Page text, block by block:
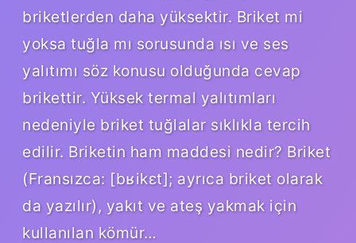
briketlerden daha yüksektir. Briket mi
yoksa tuğla mı sorusunda ısı ve ses
yalıtımı söz konusu olduğunda cevap
brikettir. Yüksek termal yalıtımları
nedeniyle briket tuğlalar sıklıkla tercih
edilir. Briketin ham maddesi nedir? Briket
(Fransızca: [bʁikɛt]; ayrıca briket olarak
da yazılır), yakıt ve ateş yakmak için
kullanılan kömür…